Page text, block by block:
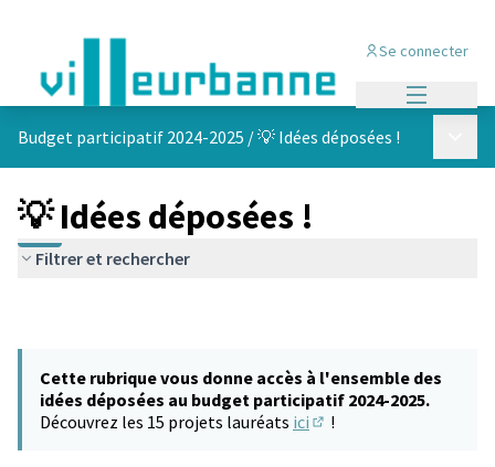
Se connecter
Budget participatif 2024-2025 /💡 Idées déposées !
💡 Idées déposées !
Filtrer et rechercher
Cette rubrique vous donne accès à l'ensemble des
idées déposées au budget participatif 2024-2025.
Découvrez les 15 projets lauréats ici !